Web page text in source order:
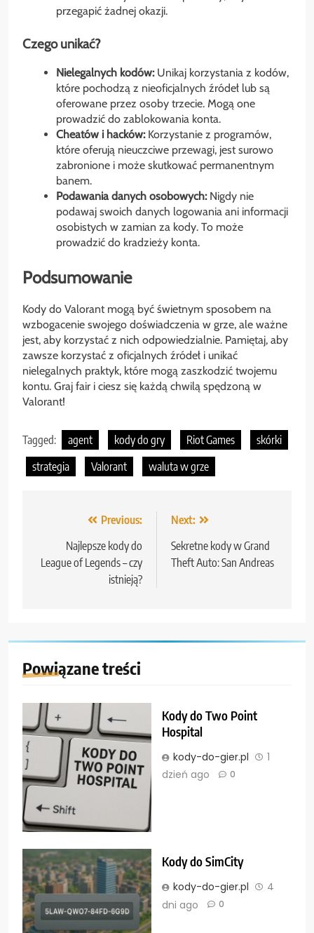
przegapić żadnej okazji.
Czego unikać?
Nielegalnych kodów:Unikaj korzystania z kodów,
które pochodzą z nieoficjalnych źródeł lub są
oferowane przez osoby trzecie. Mogą one
prowadzić do zablokowania konta.
Cheatów i hacków:Korzystanie z programów,
które oferują nieuczciwe przewagi, jest surowo
zabronione i może skutkować permanentnym
banem.
Podawania danych osobowych:Nigdy nie
podawaj swoich danych logowania ani informacji
osobistych w zamian za kody. To może
prowadzić do kradzieży konta.
Podsumowanie
Kody do Valorant mogą być świetnym sposobem na
wzbogacenie swojego doświadczenia w grze, ale ważne
jest, aby korzystać z nich odpowiedzialnie. Pamiętaj, aby
zawsze korzystać z oficjalnych źródeł i unikać
nielegalnych praktyk, które mogą zaszkodzić twojemu
kontu. Graj fair i ciesz się każdą chwilą spędzoną w
Valorant!
Tagged: agent kody do gry Riot Games
skórki
strategia
Valorant waluta w grze
Nawigacja
wpisu
Previous:
Najlepsze kody do
League of Legends – czy
istnieją?
Next:
Sekretne kody w Grand
Theft Auto: San Andreas
Powiązane treści
Kody do Two Point
Hospital
kody-do-gier.pl
1
dzień ago
0
Kody do SimCity
kody-do-gier.pl
4
dni ago
0